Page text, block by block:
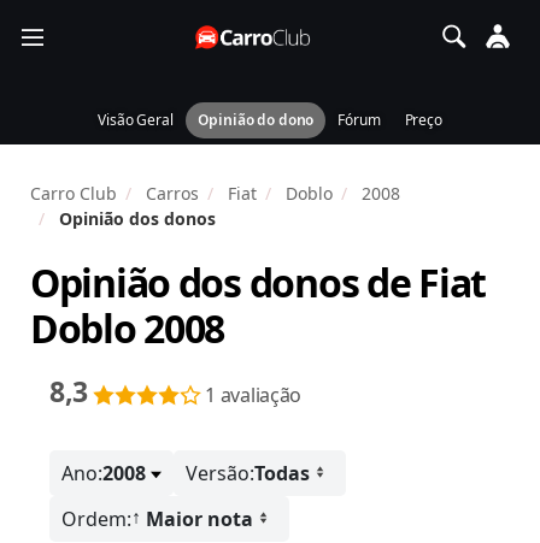
Visão Geral Opinião do dono Fórum Preço
Carro Club Carros Fiat Doblo
2008
Opinião dos donos
Opinião dos donos deFiat
Doblo 2008
8,3 1 avaliação
Ano:2008 Versão:Todas
Ordem:↑ Maior nota